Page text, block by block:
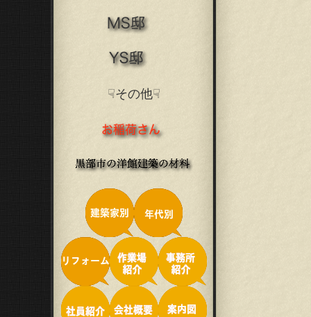
☟その他☟